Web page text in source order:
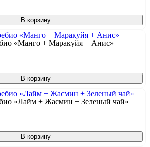
В корзину
«Манго + Маракуйя + Анис»
В корзину
«Лайм + Жасмин + Зеленый чай»
В корзину